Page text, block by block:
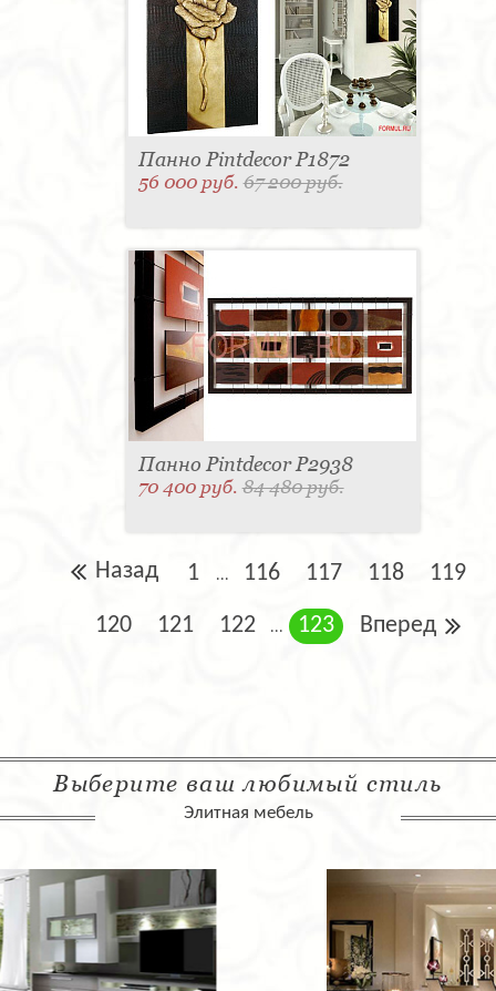
Панно Pintdecor P1872
56 000 руб.67 200 руб.
Панно Pintdecor P2938
70 400 руб.84 480 руб.
Назад 1 ... 116 117 118 119
120 121 122 ... 123 Вперед
Выберите ваш любимый стиль
Элитная мебель